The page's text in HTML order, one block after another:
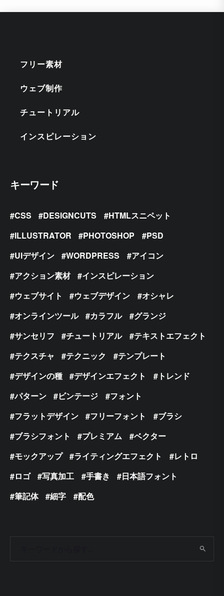
フリー素材
ウェブ制作
チュートリアル
インスピレーション
キーワード
CSS DESIGNCUTS
HTMLスニペット
ILLUSTRATOR
PHOTOSHOP
PSD
UIデザイン
WORDPRESS
アイコン
アクション素材
インスピレーション
ウェブサイト
ウェブデザイン
オシャレ
オンラインツール
カラフル
グランジ
サンセリフ
チュートリアル
テキストエフェクト
テクスチャ
テクニック
テンプレート
デザインの種
デザインエフェクト
トレンド
パターン
ビンテージ
フォント
フラットデザイン
フリーフォント
ブラシ
ブラシフォント
プレミアム
ベクター
モックアップ
ライティングエフェクト
レトロ
ロゴ
写真加工 手書き
日本語フォント
筆記体
細字 配色